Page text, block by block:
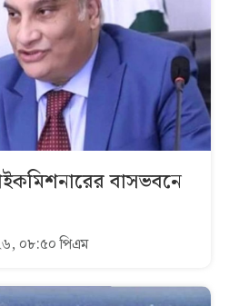
বাসভবনে
০৮:৫০ পিএম